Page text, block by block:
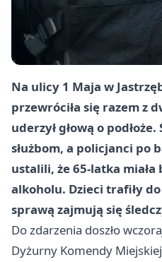
Na ulicy 1 Maja w
przewróciła się razem z
uderzył głową o
służbom, a policjanci po
ustalili, że 65-latka
alkoholu. Dzieci trafiły
sprawą zajmują się
Do zdarzenia doszło
Dyżurny Komendy